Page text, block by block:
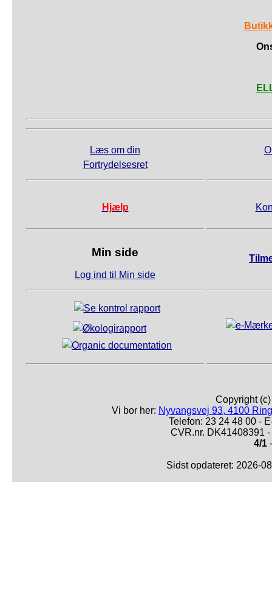
Læs om din
Fortrydelsesret
Hjælp
Min side
Log ind til Min side
Copyright
Vi bor her: Nyvangsvej 93, 4100
Telefon: 23 24 48 00 -
CVR.nr. DK41408391
4/1
Sidst opdateret: 2026-